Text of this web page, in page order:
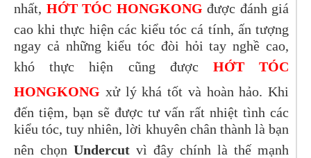
nhất, HỚT TÓC HONGKONG được đánh giá
cao khi thực hiện các kiểu tóc cá tính, ấn tượng
ngay cả những kiểu tóc đòi hỏi tay nghề cao,
khó thực hiện cũng được HỚT TÓC
HONGKONG xử lý khá tốt và hoàn hảo. Khi
đến tiệm, bạn sẽ được tư vấn rất nhiệt tình các
kiểu tóc, tuy nhiên, lời khuyên chân thành là bạn
nên chọn Undercut vì đây chính là thế mạnh